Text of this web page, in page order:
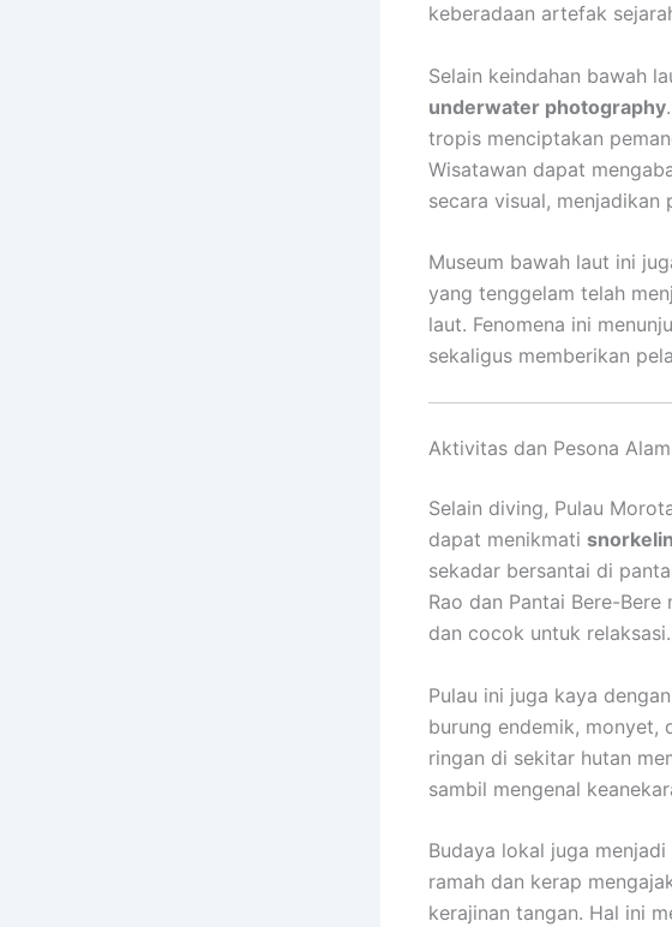
keberadaan artefak
Selain keindahan bawah
underwater photography
tropis menciptakan
Wisatawan dapat
secara visual, menjadikan
Museum bawah laut ini
yang tenggelam telah
laut. Fenomena ini
sekaligus memberikan
Aktivitas dan Pesona
Selain diving, Pulau
dapat menikmati
sekadar bersantai di
Rao dan Pantai Bere-
dan cocok untuk relaksasi.
Pulau ini juga kaya
burung endemik, monyet,
ringan di sekitar hutan
sambil mengenal
Budaya lokal juga
ramah dan kerap
kerajinan tangan. Hal ini